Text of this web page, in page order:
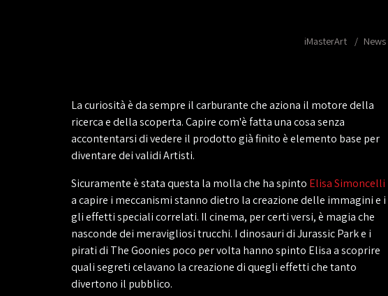
iMasterArt News
La curiosità è da sempre il carburante che aziona il motore della
ricerca e della scoperta. Capire com'è fatta una cosa senza
accontentarsi di vedere il prodotto già finito è elemento base per
diventare dei validi Artisti.
Sicuramente è stata questa la molla che ha spinto Elisa Simoncelli
a capire i meccanismi stanno dietro la creazione delle immagini e i
gli effetti speciali correlati. Il cinema, per certi versi, è magia che
nasconde dei meravigliosi trucchi. I dinosauri di Jurassic Park e i
pirati di The Goonies poco per volta hanno spinto Elisa a scoprire
quali segreti celavano la creazione di quegli effetti che tanto
divertono il pubblico.